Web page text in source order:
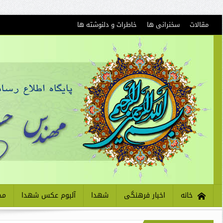
مقالات سخنرانی ها خاطرات و دلنوشته ها
خانه اخبار فرهنگی شهدا آلبوم عکس شهدا